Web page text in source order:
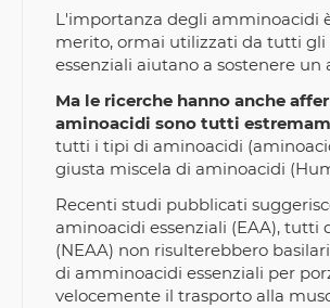
L'importanza degli amminoacidi
merito, ormai utilizzati da tutti gli
essenziali aiutano a sostenere
Ma le ricerche hanno anche
aminoacidi sono tutti
tutti i tipi di aminoacidi
giusta miscela di aminoacidi
Recenti studi pubblicati
aminoacidi essenziali (EAA), tutti
(NEAA) non risulterebbero
di amminoacidi essenziali per
velocemente il trasporto alla